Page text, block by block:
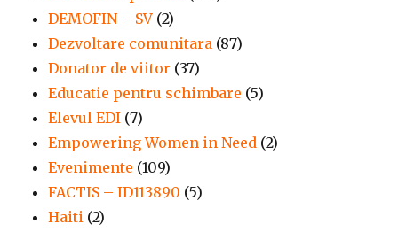
DEMOFIN – SV (2)
Dezvoltare comunitara (87)
Donator de viitor (37)
Educatie pentru schimbare (5)
Elevul EDI (7)
Empowering Women in Need (2)
Evenimente (109)
FACTIS – ID113890 (5)
Haiti (2)